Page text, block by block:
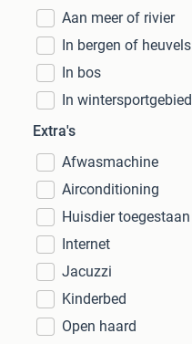
Aan meer of rivier
In bergen of heuvels
In bos
In wintersportgebied
Extra's
Afwasmachine
Airconditioning
Huisdier toegestaan
Internet
Jacuzzi
Kinderbed
Open haard